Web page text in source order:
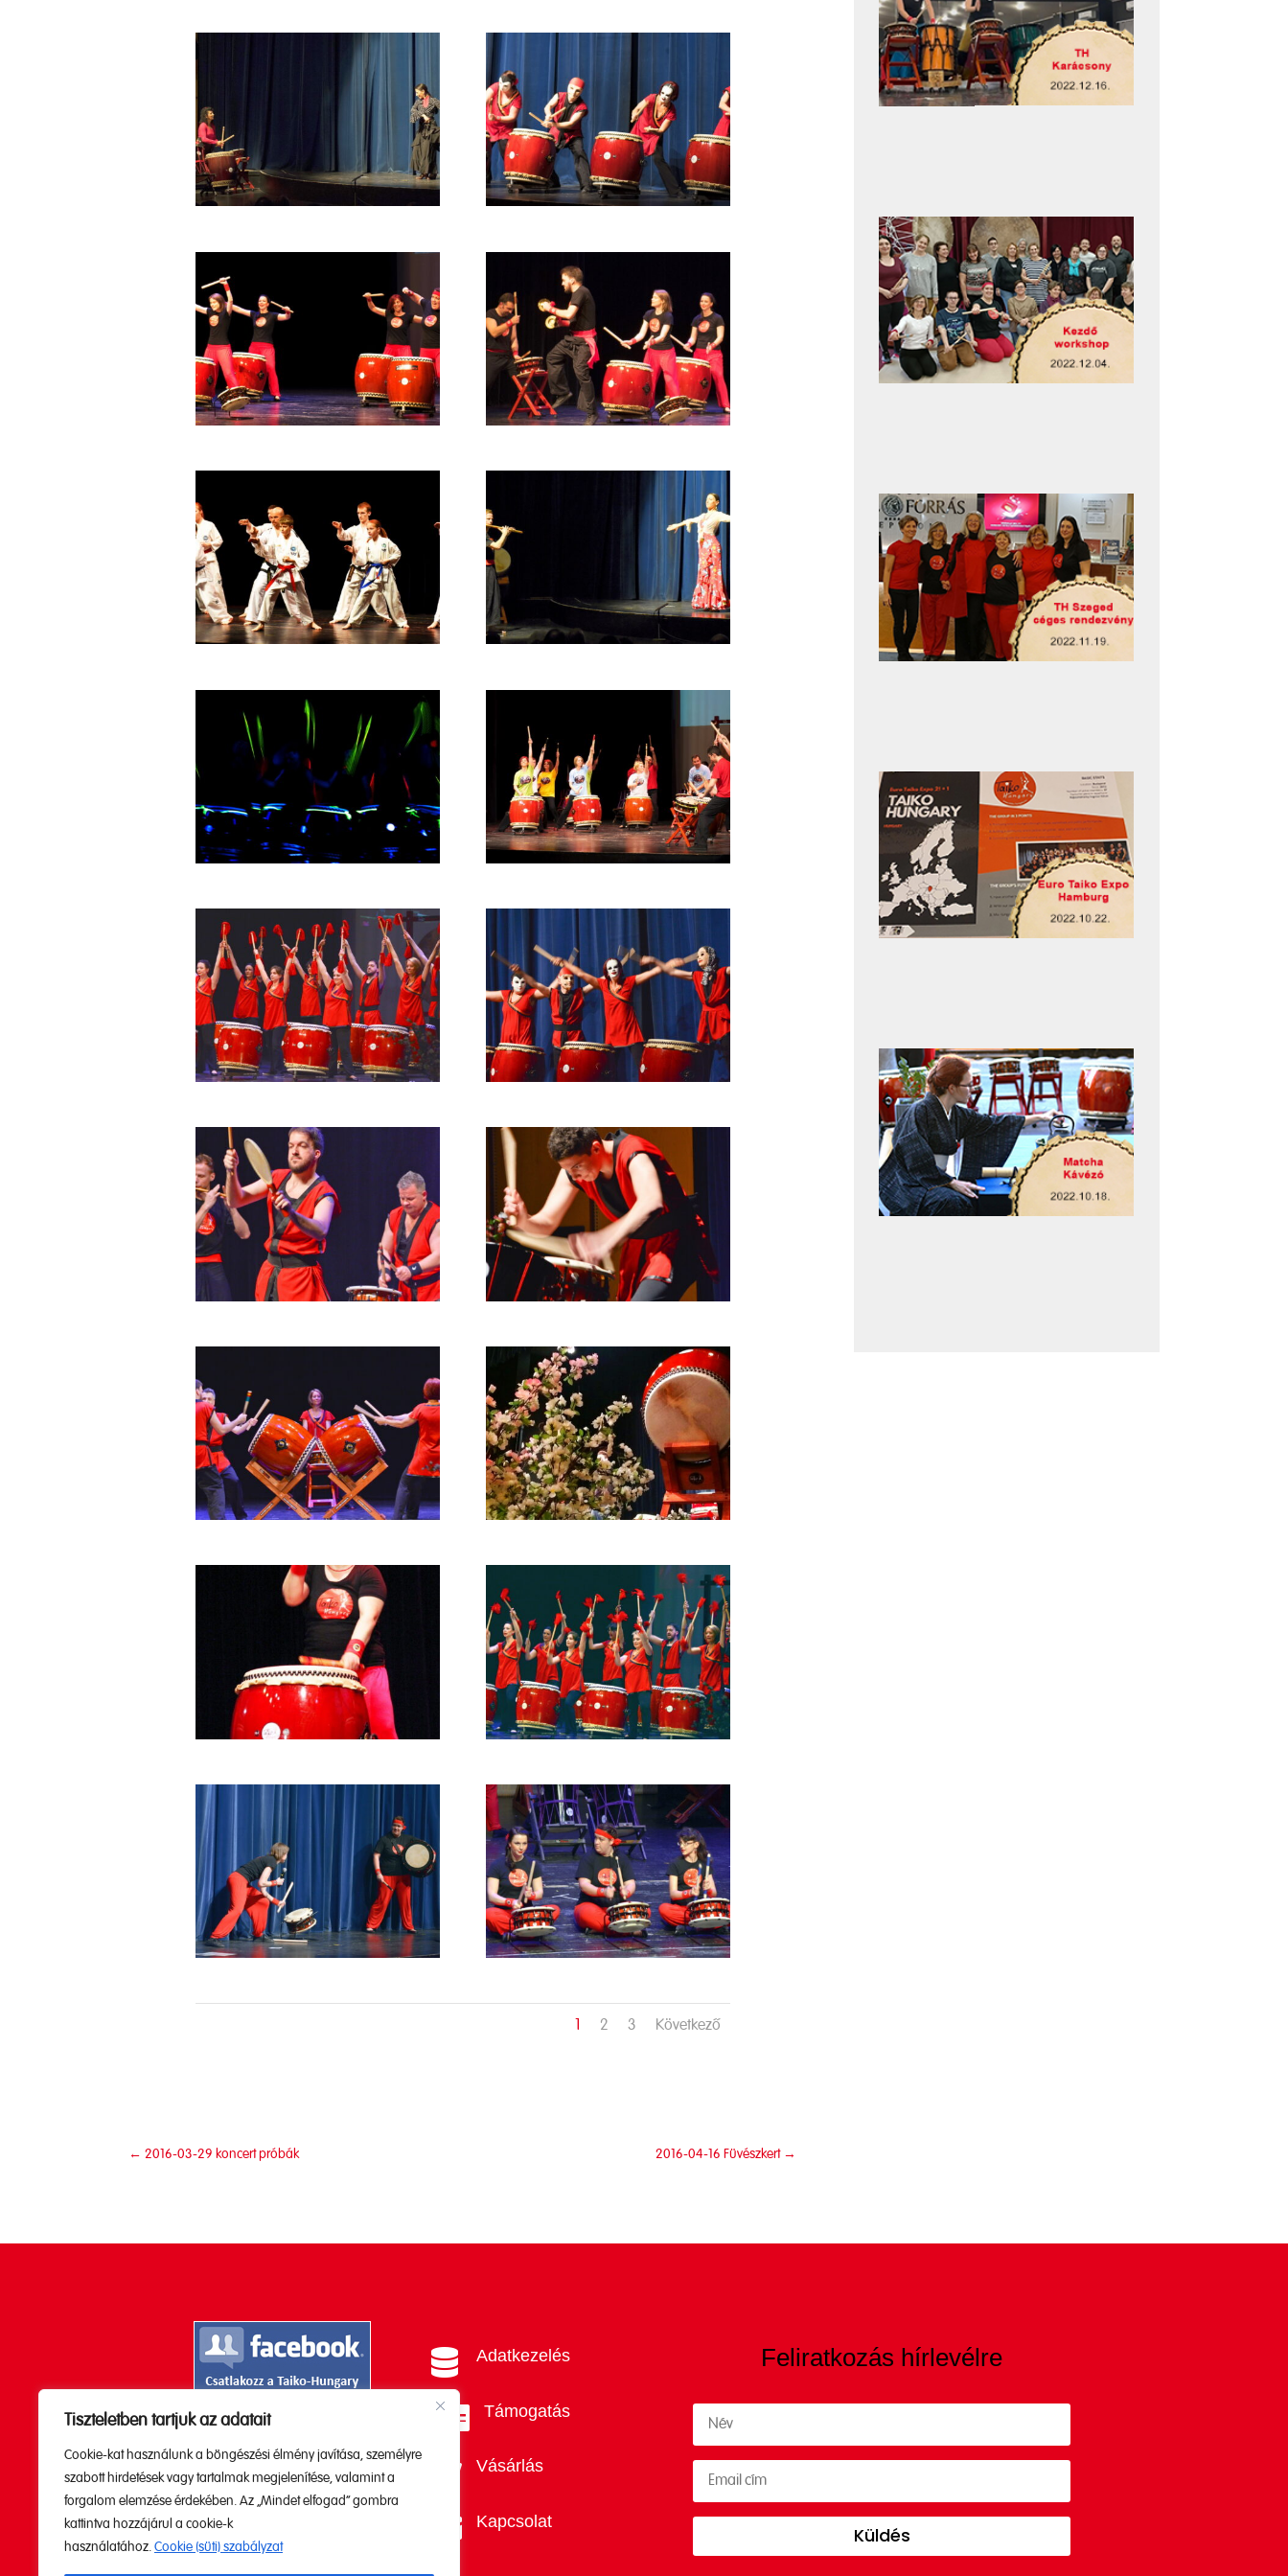
Tiszteletben tartjuk az adatait
Cookie-kat használunk a böngészési élmény javítása, személyre
szabott hirdetések vagy tartalmak megjelenítése, valamint a
forgalom elemzése érdekében. Az „Mindet elfogad” gombra
kattintva hozzájárul a cookie-k
használatához. Cookie (süti) szabályzat
1 2 3 Következő
←2016-03-29 koncert próbák 2016-04-16 Füvészkert→

Kövesd a Youtube
csatornánkat!
 Adatkezelés
 Támogatás
 Vásárlás
 Kapcsolat
Feliratkozás hírlevélre
Küldés